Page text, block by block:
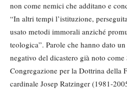
non come nemici che additano e
“In altri tempi l’istituzione,
usato metodi immorali anziché
teologica”. Parole che hanno dato
negativo del dicastero già noto
Congregazione per la Dottrina della
cardinale Josep Ratzinger (1981-